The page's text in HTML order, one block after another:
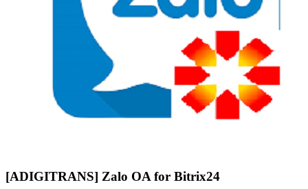
[ADIGITRANS] Zalo OA for Bitrix24